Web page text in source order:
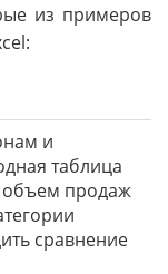
из примеров
и
таблица
объем продаж
сравнение